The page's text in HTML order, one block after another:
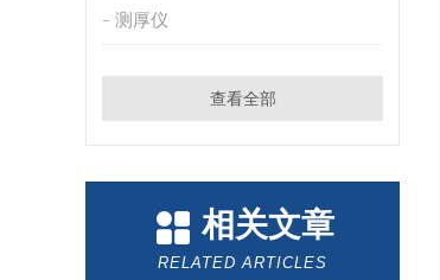
测厚仪
查看全部
相关文章
RELATED ARTICLES